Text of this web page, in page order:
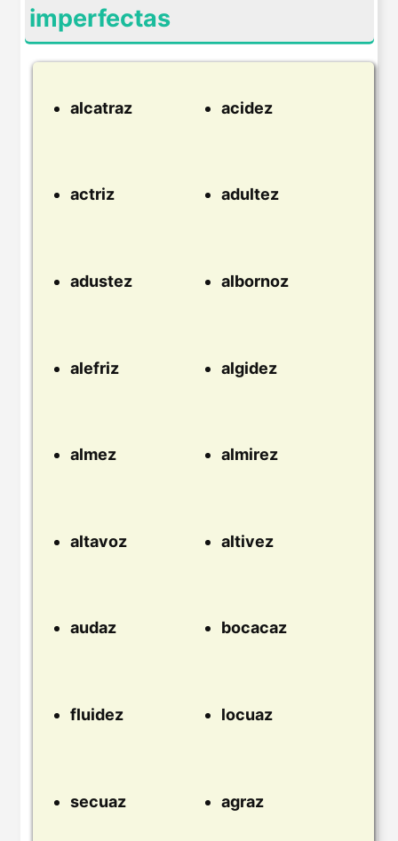
imperfectas
alcatraz acidez
actriz adultez
adustez albornoz
alefriz algidez
almez almirez
altavoz altivez
audaz bocacaz
fluidez locuaz
secuaz agraz